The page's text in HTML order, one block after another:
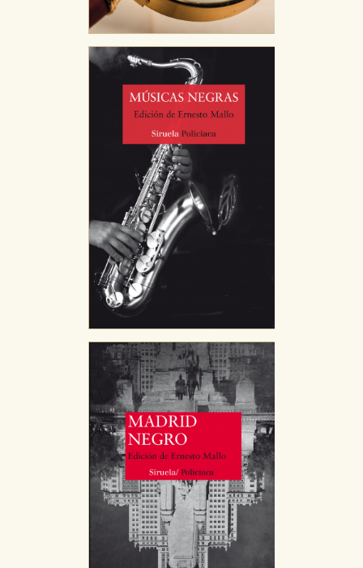
Cookies necesarias
Estas cookies son necesarias para que nuestro sitio
web funcione y no es posible deshabilitarlas desde
nuestro sistema. Es posible hacerlo desde el
navegador, pero en ese caso es posible que algunas
áreas de nuestra web dejen de funcionar
Cookies de rendimiento y analíticas
Estas cookies se utilizan para mejorar su experiencia
de navegación y optimizar el funcionamiento de
nuestro sitio web. Almacenan configuraciones de
servicios para que no tenga que reconfigurarlos cada
vez que nos visita. La información es agregada y, por lo
tanto, es anónima.
Cookies de publicidad y redes sociales
Estas cookies son gestionadas por nuestros socios
publicitarios y se utilizan para mostrar publicidad
relevante para sus intereses en otros sitios. No
almacenan directamente información personal sino
que se basan en la identificación única de su
navegador y dispositivo de internet.
GUARDAR CONFIGURACIÓN
Puede consultar nuestra política de cookies